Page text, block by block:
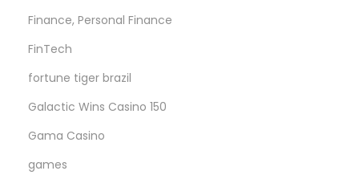
Finance, Personal Finance
FinTech
fortune tiger brazil
Galactic Wins Casino 150
Gama Casino
games